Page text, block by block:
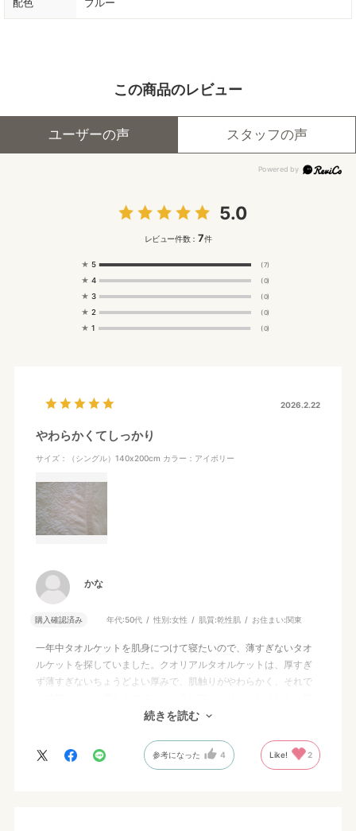
この商品のレビュー
ユーザーの声 スタッフの声
5.0
レビュー件数： 7件
★ 5 (7)
★ 4 (0)
★ 3 (0)
★ 2 (0)
★ 1 (0)
2026.2.22
やわらかくてしっかり
サイズ：（シングル）140x200cm カラー：アイボリー
かな
購入確認済み 年代:50代 性別:女性 肌質:乾性肌 お住まい:関東
一年中タオルケットを肌身につけて寝たいので、薄すぎないタオ
ルケットを探していました。クオリアルタオルケットは、厚すぎ
ず薄すぎないちょうどよい厚みで、肌触りがやわらかく、それで
に高級感もあり、やさしい風合い。とても気に入っています。
続きを読む
参考になった 4 Like! 2